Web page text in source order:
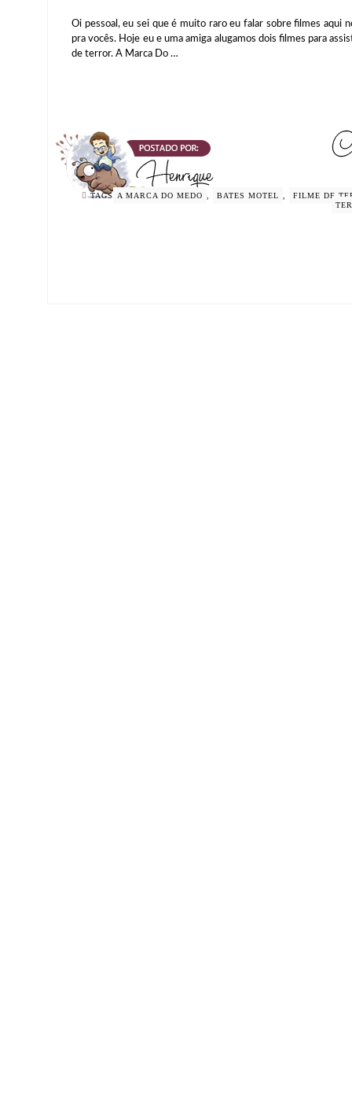
Oi pessoal, eu sei que é muito raro eu falar sobre filmes aqui
pra vocês. Hoje eu e uma amiga alugamos dois filmes para
de terror. A Marca Do …
TAGS A MARCA DO MEDO BATES MOTEL
FILME DE